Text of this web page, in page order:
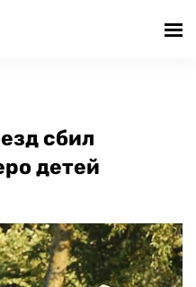
сбил
детей